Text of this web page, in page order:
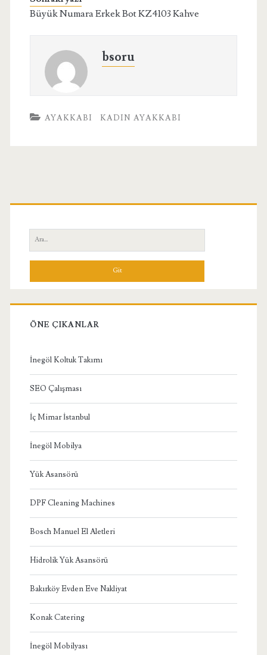
Büyük Numara Erkek Bot KZ4103 Kahve
bsoru
AYAKKABI KADIN AYAKKABI
Birincil
Yan
Menü
Ara:
ÖNE ÇIKANLAR
İnegöl Koltuk Takımı
SEO Çalışması
İç Mimar İstanbul
İnegöl Mobilya
Yük Asansörü
DPF Cleaning Machines
Bosch Manuel El Aletleri
Hidrolik Yük Asansörü
Bakırköy Evden Eve Nakliyat
Konak Catering
İnegöl Mobilyası